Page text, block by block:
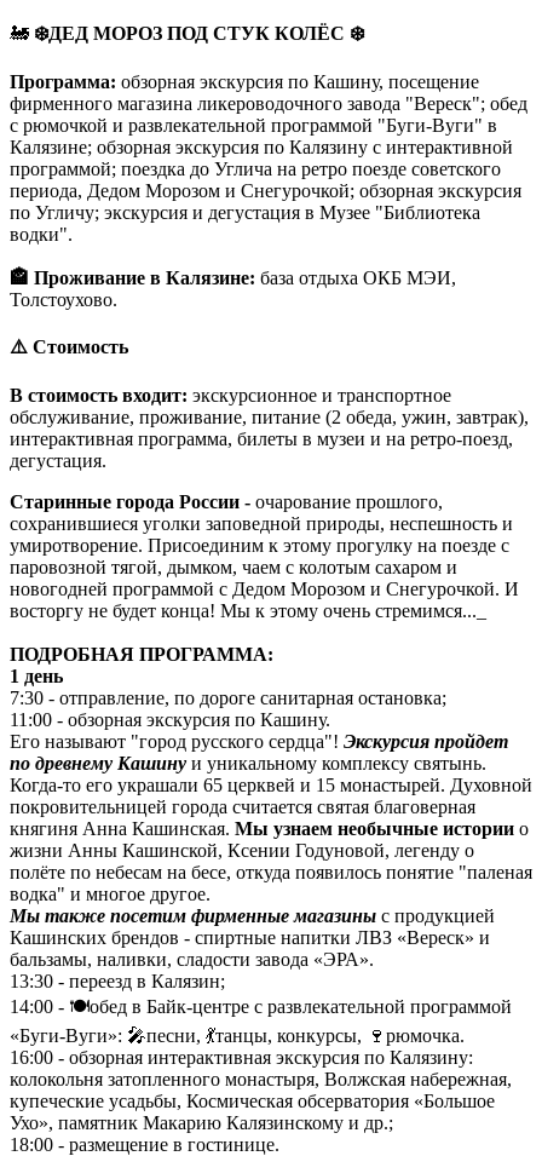
🚂 ❄️ДЕД МОРОЗ ПОД СТУК КОЛЁС ❄️
Программа: обзорная экскурсия по Кашину, посещение
фирменного магазина ликероводочного завода "Вереск"; обед
с рюмочкой и развлекательной программой "Буги-Вуги" в
Калязине; обзорная экскурсия по Калязину с интерактивной
программой; поездка до Углича на ретро поезде советского
периода, Дедом Морозом и Снегурочкой; обзорная экскурсия
по Угличу; экскурсия и дегустация в Музее "Библиотека
водки".
🏤 Проживание в Калязине: база отдыха ОКБ МЭИ,
Толстоухово.
⚠️ Стоимость
В стоимость входит: экскурсионное и транспортное
обслуживание, проживание, питание (2 обеда, ужин, завтрак),
интерактивная программа, билеты в музеи и на ретро-поезд,
дегустация.
Старинные города России - очарование прошлого,
сохранившиеся уголки заповедной природы, неспешность и
умиротворение. Присоединим к этому прогулку на поезде с
паровозной тягой, дымком, чаем с колотым сахаром и
новогодней программой с Дедом Морозом и Снегурочкой. И
восторгу не будет конца! Мы к этому очень стремимся..._
ПОДРОБНАЯ ПРОГРАММА:
1 день
7:30 - отправление, по дороге санитарная остановка;
11:00 - обзорная экскурсия по Кашину.
Его называют "город русского сердца"! Экскурсия пройдет
по древнему Кашину и уникальному комплексу святынь.
Когда-то его украшали 65 церквей и 15 монастырей. Духовной
покровительницей города считается святая благоверная
княгиня Анна Кашинская. Мы узнаем необычные истории о
жизни Анны Кашинской, Ксении Годуновой, легенду о
полёте по небесам на бесе, откуда появилось понятие "паленая
водка" и многое другое.
Мы также посетим фирменные магазины с продукцией
Кашинских брендов - спиртные напитки ЛВЗ «Вереск» и
бальзамы, наливки, сладости завода «ЭРА».
13:30 - переезд в Калязин;
14:00 - 🍽️обед в Байк-центре с развлекательной программой
«Буги-Вуги»: 🎤песни, 💃танцы, конкурсы, 🍷рюмочка.
16:00 - обзорная интерактивная экскурсия по Калязину:
колокольня затопленного монастыря, Волжская набережная,
купеческие усадьбы, Космическая обсерватория «Большое
Ухо», памятник Макарию Калязинскому и др.;
18:00 - размещение в гостинице.